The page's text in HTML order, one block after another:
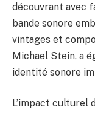
découvrant avec
bande sonore
vintages et
Michael Stein, a
identité sonore
L’impact culturel